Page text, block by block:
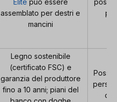
Elite può essere
assemblato per destri e
mancini
Legno sostenibile
(certificato FSC) e
garanzia del produttore
fino a 10 anni; piani del